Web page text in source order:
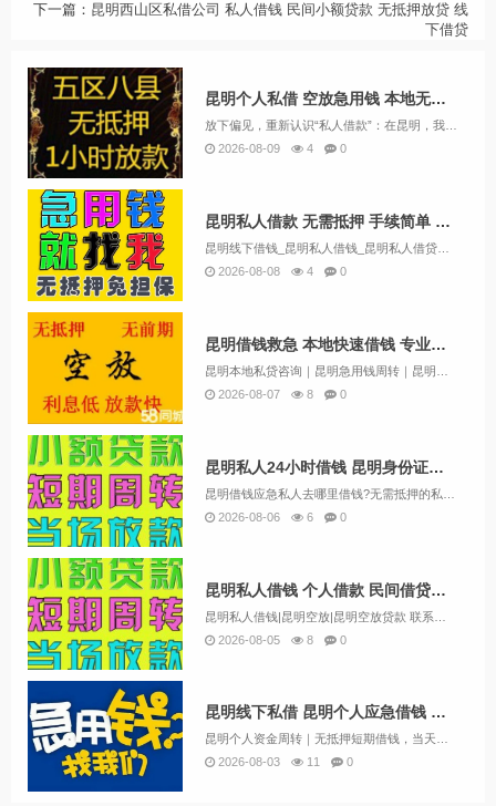
下一篇： 昆明西山区私借公司 私人借钱 民间小额贷款 无抵押放贷 线
下借贷
昆明个人私借 空放急用钱 本地无抵押贷款 一对一保密放款
放下偏见，重新认识“私人借款”：在昆明，我们只做有温度的资金后盾 联系方式13669713414提起“私人借款”或“民间借贷”，很多人的第一反应是抗拒和担忧。但在昆明，金凯金融的存在，就是为了打破这种刻板印象。我们不是冷冰冰的催收机器，也不...
2026-08-09
4 0
昆明私人借款 无需抵押 手续简单 当天放款 24小时在线服务
2026-08-08
4 0
昆明借钱救急 本地快速借钱 专业空放私借 24小时服务当天放款
2026-08-07
8 0
昆明私人24小时借钱 昆明身份证短借 昆明急用贷当天拿钱
2026-08-06
6 0
昆明私人借钱 个人借款 民间借贷公司 应急借钱电话空放私借随借随还
2026-08-05
8 0
昆明线下私借 昆明个人应急借钱 无需抵押当天应急借款
2026-08-03
11 0